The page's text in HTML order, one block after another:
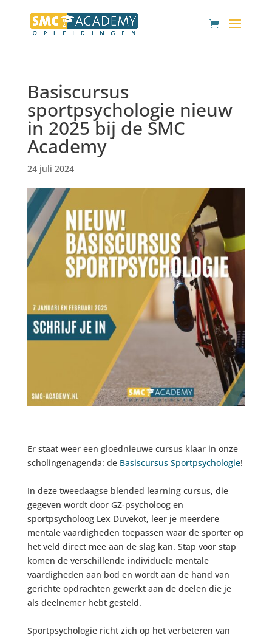
Basiscursus
sportpsychologie nieuw
in 2025 bij de SMC
Academy
24 juli 2024
Er staat weer een gloednieuwe cursus klaar in onze
scholingenagenda: de Basiscursus Sportpsychologie!
In deze tweedaagse blended learning cursus, die
gegeven wordt door GZ-psycholoog en
sportpsycholoog Lex Duvekot, leer je meerdere
mentale vaardigheden toepassen waar de sporter op
het veld direct mee aan de slag kan. Stap voor stap
komen de verschillende individuele mentale
vaardigheden aan bod en wordt aan de hand van
gerichte opdrachten gewerkt aan de doelen die je
als deelnemer hebt gesteld.
Sportpsychologie richt zich op het verbeteren van